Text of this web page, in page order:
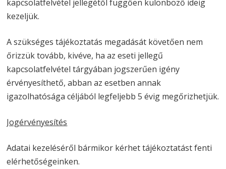
kapcsolatfelvétel jellegétől függően különböző ideig
kezeljük.
A szükséges tájékoztatás megadását követően nem
őrizzük tovább, kivéve, ha az eseti jellegű
kapcsolatfelvétel tárgyában jogszerűen igény
érvényesíthető, abban az esetben annak
igazolhatósága céljából legfeljebb 5 évig megőrizhetjük.
Jogérvényesítés
Adatai kezeléséről bármikor kérhet tájékoztatást fenti
elérhetőségeinken.